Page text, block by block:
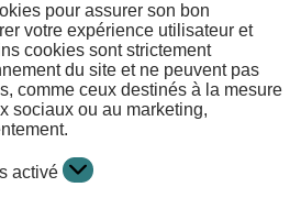
pour assurer son bon
votre expérience utilisateur et
cookies sont strictement
du site et ne peuvent pas
comme ceux destinés à la mesure
sociaux ou au marketing,
activé